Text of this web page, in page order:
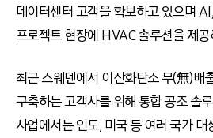
데이터센터 고객을 확보하고 있으며
프로젝트 현장에 HVAC 솔루션을 제공
최근 스웨덴에서 이산화탄소 무(無)배
구축하는 고객사를 위해 통합 공조 솔
사업에서는 인도, 미국 등 여러 국가